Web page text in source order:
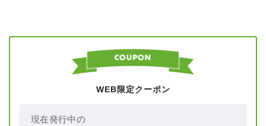
WEB限定クーポン
現在発行中の